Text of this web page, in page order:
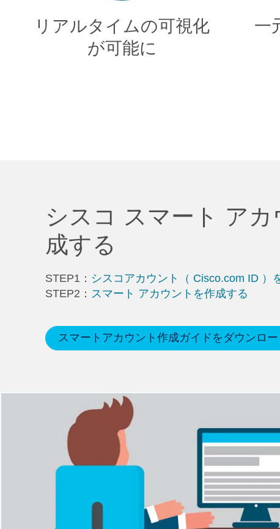
リアルタイムの可視化
が可能に
一
シスコ スマート ア
成する
STEP1： シスコアカウント（ Cisco.com ID ）
STEP2： スマート アカウントを作成する
スマートアカウント作成ガイドをダウンロー